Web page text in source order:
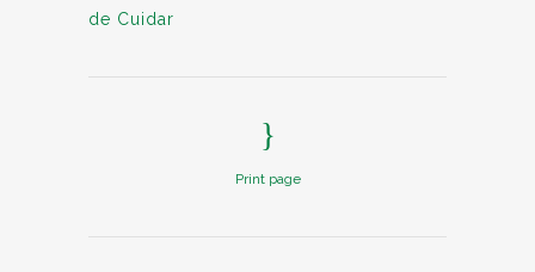
de Cuidar
Print page